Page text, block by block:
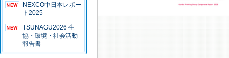
NEXCO中日本レポー
ト2025
TSUNAGU2026 生
協・環境・社会活動
報告書